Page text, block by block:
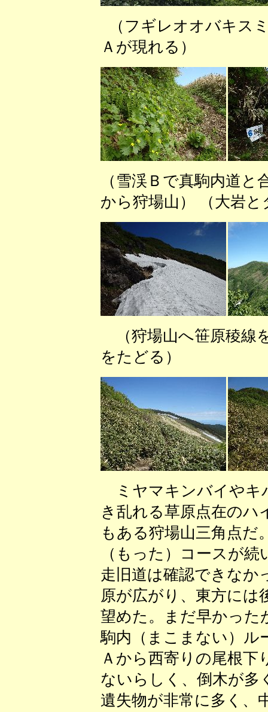
（フギレオオバ
Ａが現れる） （
（雪渓Ｂで真駒内道
から狩場山） （大岩
（狩場山へ笹原
をたどる） （
ミヤマキンバイやキ
き乱れる草原点在のハ
もある狩場山三角点だ
（もった）コースが
走旧道は確認できなか
原が広がり、東方には
望めた。まだ早かった
駒内（まこまない）ル
Ａから西寄りの尾根下
ないらしく、倒木が多
遺失物が非常に多く、